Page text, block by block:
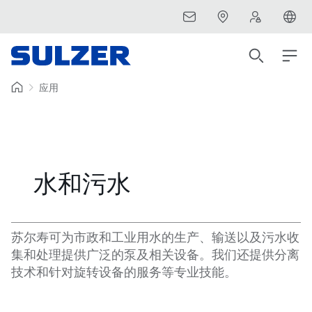
应用
水和污水
苏尔寿可为市政和工业用水的生产、输送以及污水收
集和处理提供广泛的泵及相关设备。我们还提供分离
技术和针对旋转设备的服务等专业技能。